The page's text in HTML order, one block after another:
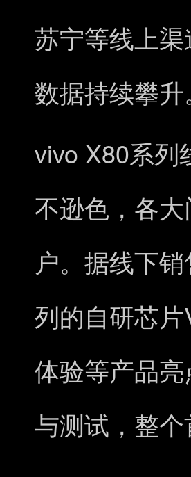
苏宁等线上
数据持续攀升
vivo X80系列
不逊色，各
户。据线下
列的自研芯片
体验等产品
与测试，整